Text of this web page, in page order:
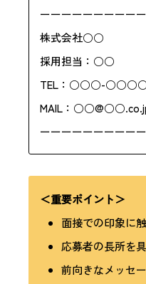
ーーーーーーーーー
株式会社○○
採用担当：○○
TEL：○○○-
MAIL：
ーーーーーーーーー
＜重要ポイント＞
面接での印象に
応募者の長所を
前向きなメッセ